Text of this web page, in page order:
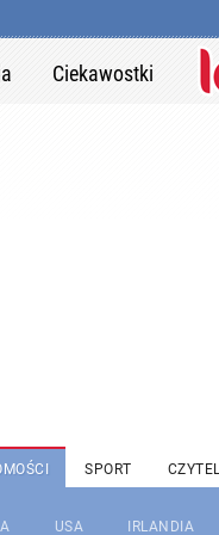
Ciekawostki
SPORT
USA IRLANDIA